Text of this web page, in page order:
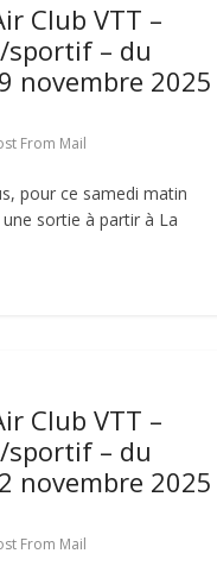
Club VTT –
sportif – du
novembre 2025
From Mail
pour ce samedi matin
sortie à partir à La
Club VTT –
sportif – du
novembre 2025
From Mail